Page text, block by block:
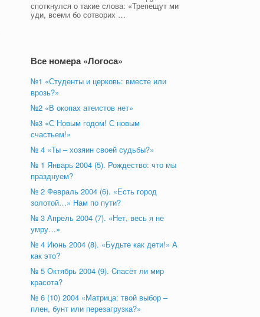
споткнулся о такие слова: «Трепещут ми
уди, всеми бо сотворих …
Все номера «Логоса»
№1 «Студенты и церковь: вместе или
врозь?»
№2 «В окопах атеистов нет»
№3 «С Новым годом! С новым
счастьем!»
№ 4 «Ты – хозяин своей судьбы?»
№ 1 Январь 2004 (5). Рождество: что мы
празднуем?
№ 2 Февраль 2004 (6). «Есть город
золотой…» Нам по пути?
№ 3 Апрель 2004 (7). «Нет, весь я не
умру…»
№ 4 Июнь 2004 (8). «Будьте как дети!» А
как это?
№ 5 Октябрь 2004 (9). Cпасёт ли мир
красота?
№ 6 (10) 2004 «Матрица: твой выбор –
плен, бунт или перезагрузка?»